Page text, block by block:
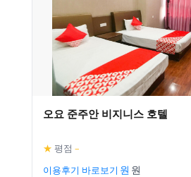
오요 준주안 비지니스 호텔
★ 평점 –
이용후기 바로보기